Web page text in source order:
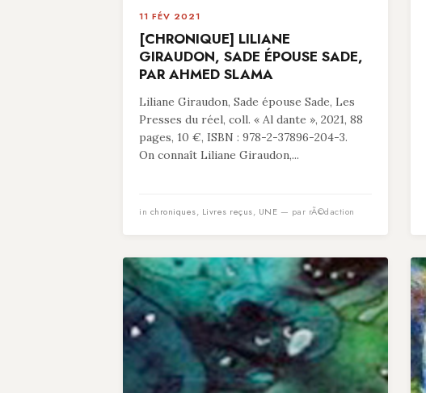
11 FÉV 2021
[CHRONIQUE] LILIANE
GIRAUDON, SADE ÉPOUSE SADE,
PAR AHMED SLAMA
Liliane Giraudon, Sade épouse Sade, Les
Presses du réel, coll. « Al dante », 2021, 88
pages, 10 €, ISBN : 978-2-37896-204-3.
On connaît Liliane Giraudon,...
in chroniques, Livres reçus, UNE — par rÃ©daction